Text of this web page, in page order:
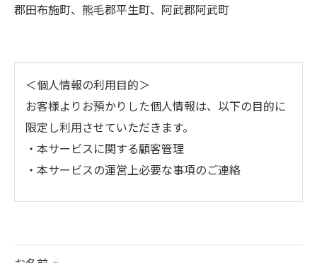
郡田布施町、熊毛郡平生町、阿武郡阿武町
＜個人情報の利用目的＞
お客様よりお預かりした個人情報は、以下の目的に
限定し利用させていただきます。
・本サービスに関する顧客管理
・本サービスの運営上必要な事項のご連絡
られた場合を除き、